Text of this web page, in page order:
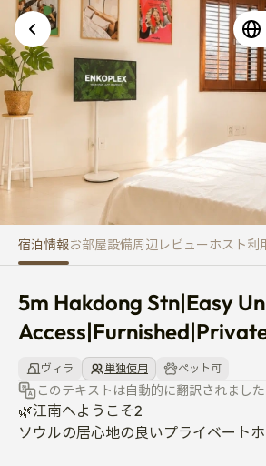
5m Hakdong
宿泊情報お部屋設備周辺 レビューホスト利
5m Hakdong Stn|Easy
am 2
ヴィラ 単独使用 ペット可
このテキストは自動的に翻訳されました
🌿江南へようこそ2
ソウルの居心地の良いプライベート